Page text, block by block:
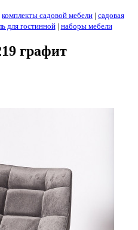
комплекты садовой мебели | садовая
для гостинной| наборы мебели
графит